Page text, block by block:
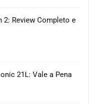
2: Review Completo e
21L: Vale a Pena